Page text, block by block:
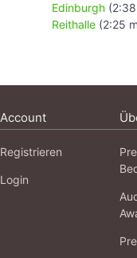
Edinburgh
Reithalle (2:25
Account
Registrieren
Login